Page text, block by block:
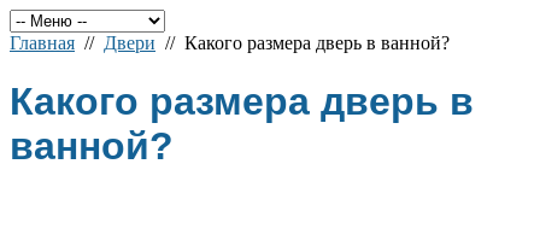
Главная // Двери // Какого размера дверь в ванной?
Какого размера дверь в
ванной?